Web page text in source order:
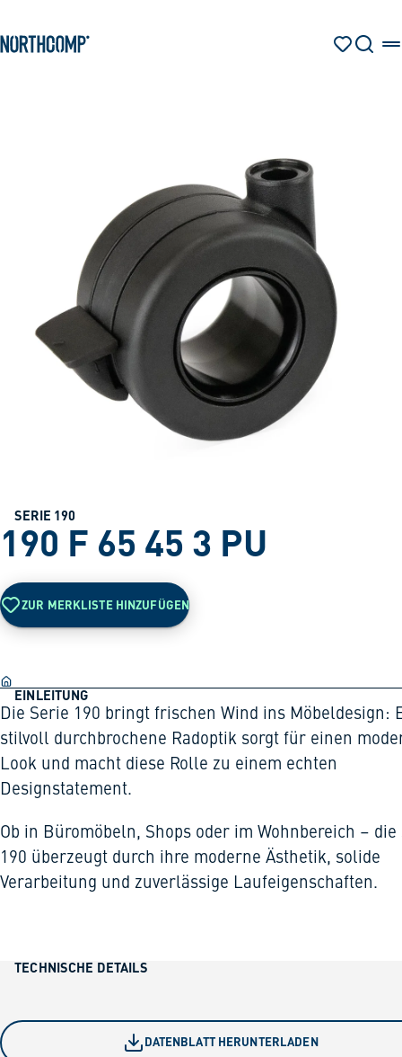
Zur Navigation springen
SUCHE
DE
SERIE 190
190 F 65 45 3 PU
ZUR MERKLISTE HINZUFÜGEN
EINLEITUNG
Die Serie 190 bringt frischen Wind ins Möbeldesign:
stilvoll durchbrochene Radoptik sorgt für einen
Look und macht diese Rolle zu einem echten
Designstatement.
Ob in Büromöbeln, Shops oder im Wohnbereich – die
190 überzeugt durch ihre moderne Ästhetik, solide
Verarbeitung und zuverlässige Laufeigenschaften.
TECHNISCHE DETAILS
DATENBLATT HERUNTERLADEN